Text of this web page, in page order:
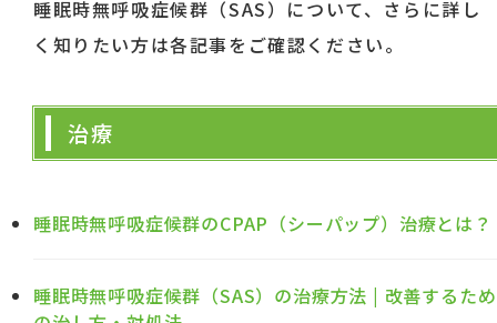
睡眠時無呼吸症候群（SAS）について、さらに詳し
く知りたい方は各記事をご確認ください。
治療
睡眠時無呼吸症候群のCPAP（シーパップ）治療とは？
睡眠時無呼吸症候群（SAS）の治療方法 | 改善するため